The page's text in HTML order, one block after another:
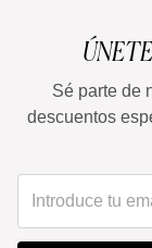
Sé parte de
descuentos